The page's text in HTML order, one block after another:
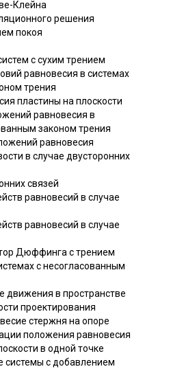
Клейна
решения
покоя
с сухим трением
равновесия в системах
трения
пластины на плоскости
равновесия в
законом трения
равновесия
в случае двусторонних
связей
равновесий в случае
равновесий в случае
Дюффинга с трением
с несогласованным
движения в пространстве
проектирования
стержня на опоре
положения равновесия
в одной точке
системы с добавлением